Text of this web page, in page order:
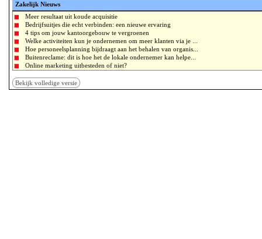
Zakelijk Nieuws
Meer resultaat uit koude acquisitie
Bedrijfsuitjes die echt verbinden: een nieuwe ervaring
4 tips om jouw kantoorgebouw te vergroenen
Welke activiteiten kun je ondernemen om meer klanten via je ...
Hoe personeelsplanning bijdraagt aan het behalen van organis...
Buitenreclame: dit is hoe het de lokale ondernemer kan helpe...
Online marketing uitbesteden of niet?
Bekijk volledige versie